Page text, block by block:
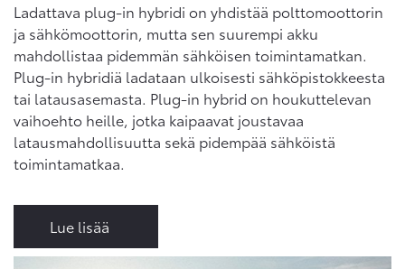
Ladattava plug-in hybridi on yhdistää polttomoottorin
ja sähkömoottorin, mutta sen suurempi akku
mahdollistaa pidemmän sähköisen toimintamatkan.
Plug-in hybridiä ladataan ulkoisesti sähköpistokkeesta
tai latausasemasta. Plug-in hybrid on houkuttelevan
vaihoehto heille, jotka kaipaavat joustavaa
latausmahdollisuutta sekä pidempää sähköistä
toimintamatkaa.
Lue lisää